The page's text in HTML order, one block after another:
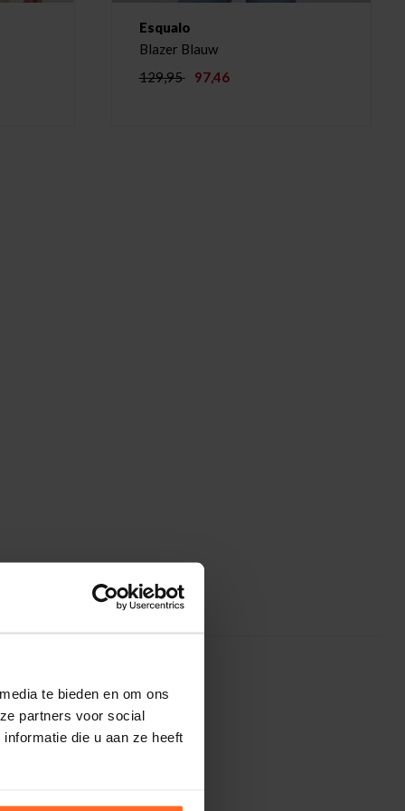
te bieden en om ons
partners voor social
die u aan ze heeft
Esqualo
Blazer Blauw
129,95
97,46